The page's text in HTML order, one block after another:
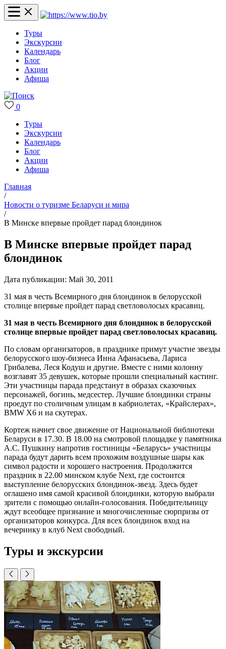
Туры
Экскурсии
Календарь
Блог
Акции
Афиша
0
Туры
Экскурсии
Календарь
Блог
Акции
Афиша
Главная
/
Новости о туризме Беларуси и мира
/
В Минске впервые пройдет парад блондинок
В Минске впервые пройдет парад
блондинок
Дата публикации: Май 30, 2011
31 мая в честь Всемирного дня блондинок в белорусской
столице впервые пройдет парад светловолосых красавиц.
31 мая в честь Всемирного дня блондинок в белорусской
столице впервые пройдет парад светловолосых красавиц.
По словам организаторов, в празднике примут участие звезды
белорусского шоу-бизнеса Инна Афанасьева, Лариса
Грибалева, Леся Кодуш и другие. Вместе с ними колонну
возглавят 35 девушек, которые прошли специальный кастинг.
Эти участницы парада предстанут в образах сказочных
персонажей, богинь, медсестер. Лучшие блондинки страны
проедут по столичным улицам в кабриолетах, «Крайслерах»,
BMW X6 и на скутерах.
Кортеж начнет свое движение от Национальной библиотеки
Беларуси в 17.30. В 18.00 на смотровой площадке у памятника
А.С. Пушкину напротив гостиницы «Беларусь» участницы
парада будут дарить всем прохожим воздушные шары как
символ радости и хорошего настроения. Продолжится
праздник в 22.00 минском клубе Next, где состоится
выступление белорусских блондинок-звезд. Здесь будет
оглашено имя самой красивой блондинки, которую выбрали
зрители с помощью онлайн-голосования. Победительницу
ждут всеобщее признание и многочисленные сюрпризы от
организаторов конкурса. Для всех блондинок вход на
вечеринку в клуб Next свободный.
Туры и экскурсии